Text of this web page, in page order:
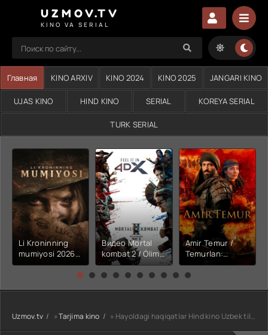
UZMOV.TV
KINO VA SERIAL
Главная KINO ARXIV KINO 2024 KINO 2025 JANGARI KINO
UJAS KINO HIND KINO SERIAL KOREYA SERIAL
TURK SERIAL
Li Kroninning
mumiyosi 2026
(uzbek tilida
kino) tarjima HD
Видео Mortal
kombat 2 / Ólim
jangi 2 (2026)
Uzbek tilida
Amir Temur /
Temurlan:
Fathchining
yuksalishi
tarjima kino Full
HD tas-ix
Uzmov.tv »Tarjima kino » Hayoldagi haqiqatlar Hind kino Uzbek tilida 2014 tarjima film HD